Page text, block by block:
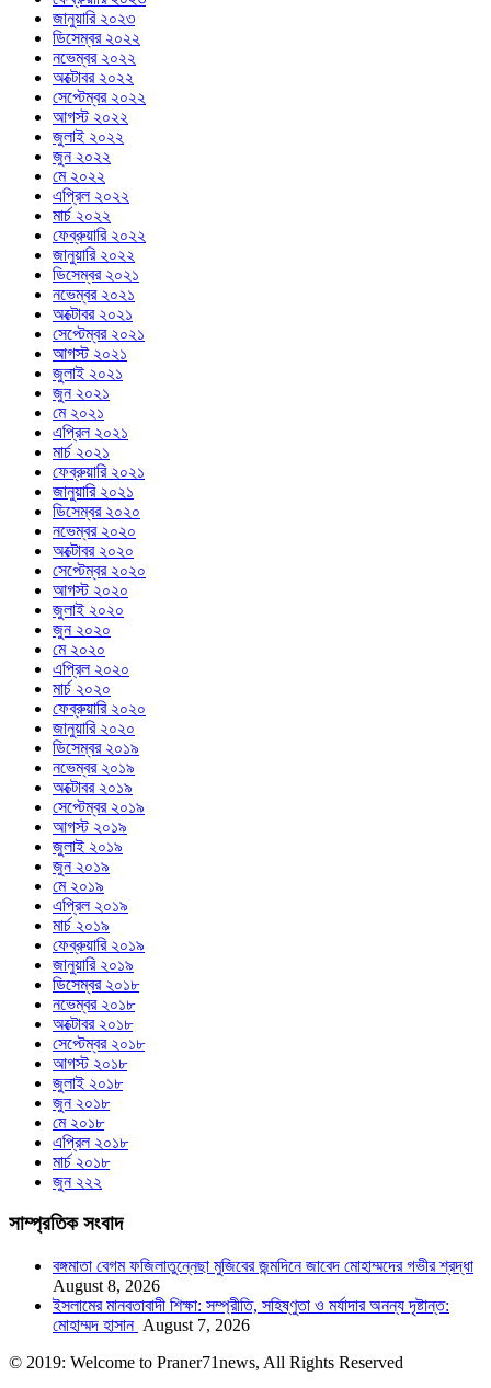
জানুয়ারি ২০২৩
ডিসেম্বর ২০২২
নভেম্বর ২০২২
অক্টোবর ২০২২
সেপ্টেম্বর ২০২২
আগস্ট ২০২২
জুলাই ২০২২
জুন ২০২২
মে ২০২২
এপ্রিল ২০২২
মার্চ ২০২২
ফেব্রুয়ারি ২০২২
জানুয়ারি ২০২২
ডিসেম্বর ২০২১
নভেম্বর ২০২১
অক্টোবর ২০২১
সেপ্টেম্বর ২০২১
আগস্ট ২০২১
জুলাই ২০২১
জুন ২০২১
মে ২০২১
এপ্রিল ২০২১
মার্চ ২০২১
ফেব্রুয়ারি ২০২১
জানুয়ারি ২০২১
ডিসেম্বর ২০২০
নভেম্বর ২০২০
অক্টোবর ২০২০
সেপ্টেম্বর ২০২০
আগস্ট ২০২০
জুলাই ২০২০
জুন ২০২০
মে ২০২০
এপ্রিল ২০২০
মার্চ ২০২০
ফেব্রুয়ারি ২০২০
জানুয়ারি ২০২০
ডিসেম্বর ২০১৯
নভেম্বর ২০১৯
অক্টোবর ২০১৯
সেপ্টেম্বর ২০১৯
আগস্ট ২০১৯
জুলাই ২০১৯
জুন ২০১৯
মে ২০১৯
এপ্রিল ২০১৯
মার্চ ২০১৯
ফেব্রুয়ারি ২০১৯
জানুয়ারি ২০১৯
ডিসেম্বর ২০১৮
নভেম্বর ২০১৮
অক্টোবর ২০১৮
সেপ্টেম্বর ২০১৮
আগস্ট ২০১৮
জুলাই ২০১৮
জুন ২০১৮
মে ২০১৮
এপ্রিল ২০১৮
মার্চ ২০১৮
জুন ২২২
সাম্প্রতিক সংবাদ
বঙ্গমাতা বেগম ফজিলাতুন্নেছা মুজিবের জন্মদিনে জাবেদ মোহাম্মদের গভীর শ্রদ্ধা
August 8, 2026
ইসলামের মানবতাবাদী শিক্ষা: সম্প্রীতি, সহিষ্ণুতা ও মর্যাদার অনন্য দৃষ্টান্ত:
মোহাম্মদ হাসান August 7, 2026
© 2019: Welcome to Praner71news, All Rights Reserved